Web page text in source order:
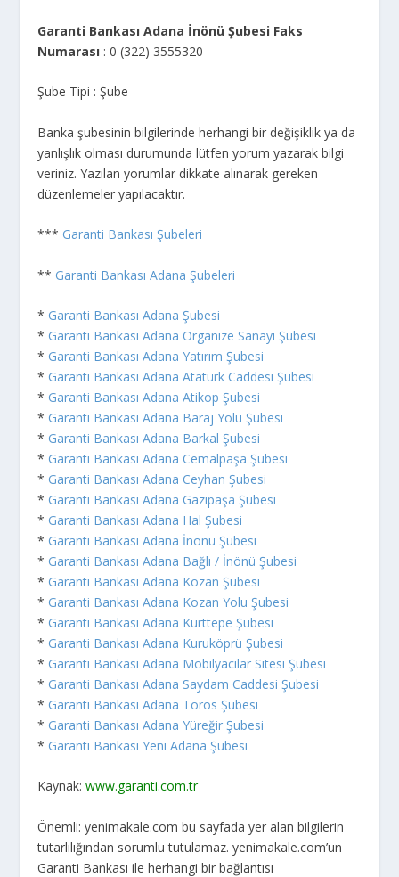
Garanti Bankası Adana İnönü Şubesi Faks
Numarası : 0 (322) 3555320
Şube Tipi : Şube
Banka şubesinin bilgilerinde herhangi bir değişiklik ya da
yanlışlık olması durumunda lütfen yorum yazarak bilgi
veriniz. Yazılan yorumlar dikkate alınarak gereken
düzenlemeler yapılacaktır.
*** Garanti Bankası Şubeleri
** Garanti Bankası Adana Şubeleri
* Garanti Bankası Adana Şubesi
* Garanti Bankası Adana Organize Sanayi Şubesi
* Garanti Bankası Adana Yatırım Şubesi
* Garanti Bankası Adana Atatürk Caddesi Şubesi
* Garanti Bankası Adana Atikop Şubesi
* Garanti Bankası Adana Baraj Yolu Şubesi
* Garanti Bankası Adana Barkal Şubesi
* Garanti Bankası Adana Cemalpaşa Şubesi
* Garanti Bankası Adana Ceyhan Şubesi
* Garanti Bankası Adana Gazipaşa Şubesi
* Garanti Bankası Adana Hal Şubesi
* Garanti Bankası Adana İnönü Şubesi
* Garanti Bankası Adana Bağlı / İnönü Şubesi
* Garanti Bankası Adana Kozan Şubesi
* Garanti Bankası Adana Kozan Yolu Şubesi
* Garanti Bankası Adana Kurttepe Şubesi
* Garanti Bankası Adana Kuruköprü Şubesi
* Garanti Bankası Adana Mobilyacılar Sitesi Şubesi
* Garanti Bankası Adana Saydam Caddesi Şubesi
* Garanti Bankası Adana Toros Şubesi
* Garanti Bankası Adana Yüreğir Şubesi
* Garanti Bankası Yeni Adana Şubesi
Kaynak:www.garanti.com.tr
Önemli: yenimakale.com bu sayfada yer alan bilgilerin
tutarlılığından sorumlu tutulamaz. yenimakale.com’un
Garanti Bankası ile herhangi bir bağlantısı